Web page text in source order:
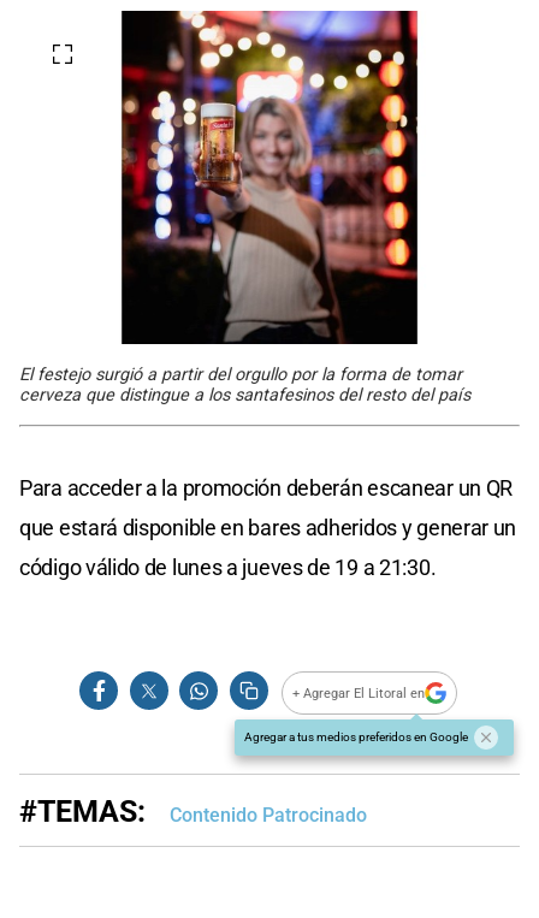
El festejo surgió a partir del orgullo por la forma de tomar
cerveza que distingue a los santafesinos del resto del país
Para acceder a la promoción deberán escanear un QR
que estará disponible en bares adheridos y generar un
código válido de lunes a jueves de 19 a 21:30.
+ Agregar El Litoral en
Agregar a tus medios preferidos en Google
#TEMAS: Contenido Patrocinado